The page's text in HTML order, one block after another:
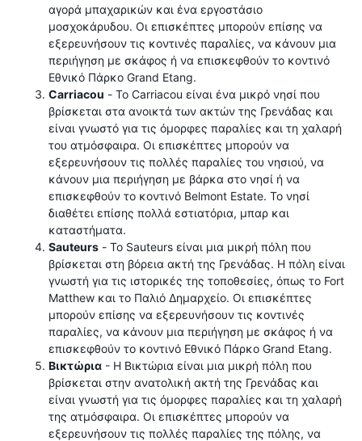
αγορά μπαχαρικών και ένα εργοστάσιο
μοσχοκάρυδου. Οι επισκέπτες μπορούν επίσης να
εξερευνήσουν τις κοντινές παραλίες, να κάνουν μια
περιήγηση με σκάφος ή να επισκεφθούν το κοντινό
Εθνικό Πάρκο Grand Etang.
Carriacou - Το Carriacou είναι ένα μικρό νησί που
βρίσκεται στα ανοικτά των ακτών της Γρενάδας και
είναι γνωστό για τις όμορφες παραλίες και τη χαλαρή
του ατμόσφαιρα. Οι επισκέπτες μπορούν να
εξερευνήσουν τις πολλές παραλίες του νησιού, να
κάνουν μια περιήγηση με βάρκα στο νησί ή να
επισκεφθούν το κοντινό Belmont Estate. Το νησί
διαθέτει επίσης πολλά εστιατόρια, μπαρ και
καταστήματα.
Sauteurs - Το Sauteurs είναι μια μικρή πόλη που
βρίσκεται στη βόρεια ακτή της Γρενάδας. Η πόλη είναι
γνωστή για τις ιστορικές της τοποθεσίες, όπως το Fort
Matthew και το Παλιό Δημαρχείο. Οι επισκέπτες
μπορούν επίσης να εξερευνήσουν τις κοντινές
παραλίες, να κάνουν μια περιήγηση με σκάφος ή να
επισκεφθούν το κοντινό Εθνικό Πάρκο Grand Etang.
Βικτώρια - Η Βικτώρια είναι μια μικρή πόλη που
βρίσκεται στην ανατολική ακτή της Γρενάδας και
είναι γνωστή για τις όμορφες παραλίες και τη χαλαρή
της ατμόσφαιρα. Οι επισκέπτες μπορούν να
εξερευνήσουν τις πολλές παραλίες της πόλης, να